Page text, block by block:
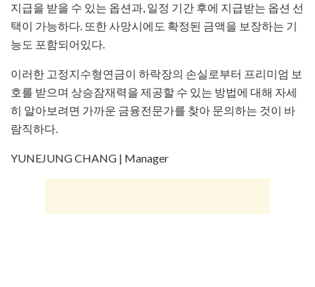
지급을 받을 수 있는 옵션과, 일정 기간 후에 지급받는 옵션 선
택이 가능하다. 또한 사망시에도 확정된 금액을 보장하는 기
능도 포함되어있다.
이러한 고정지수형연금이 하락장의 손실로부터 프리미엄 보
호를 받으며 상승잠재력을 제공할 수 있는 방법에 대해 자세
히 알아보려면 가까운 금융전문가를 찾아 문의하는 것이 바
람직하다.
YUNEJUNG CHANG | Manager